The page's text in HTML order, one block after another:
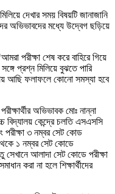
দেখার সময় বিষয়টি জানাজানি
অভিভাবদের মধ্যে উদ্বেগ ছড়িয়ে
পরীক্ষা শেষ করে বাহিরে গিয়ে
প্রশ্ন মিলিয়ে বুঝতে পারি
আছি ফলাফলে কোনো সমস্যা হবে
অভিভাবক মোঃ নান্না
বিদ্যালয় কেন্দ্রে চলতি এসএসসি
পরীক্ষা ৩ নম্বর সেট কোড
১ নম্বর সেট কোডে
সেখানে আলাদা সেট কোডে পরীক্ষা
করা না হলে শিক্ষার্থীদের